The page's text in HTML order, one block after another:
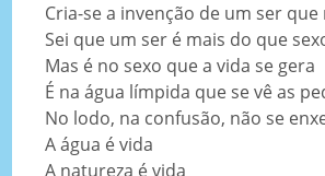
Cria-se a invenção de um ser que
Sei que um ser é mais do que
Mas é no sexo que a vida se gera
É na água límpida que se vê as
No lodo, na confusão, não se
A água é vida
A natureza é vida